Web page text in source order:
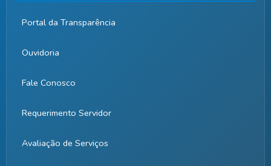
Portal da Transparência
Ouvidoria
Fale Conosco
Requerimento Servidor
Avaliação de Serviços